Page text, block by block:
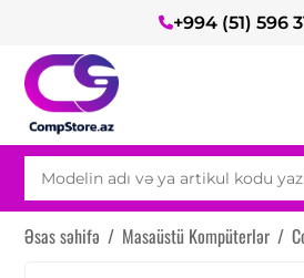
+994 (51) 596
Əsas səhifə / Masaüstü Kompüterlər /